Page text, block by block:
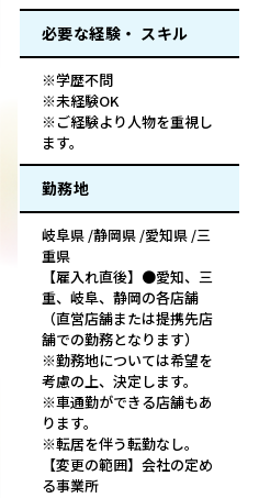
必要な経験・ スキル
※学歴不問
※未経験OK
※ご経験より人物を重視し
ます。
勤務地
岐阜県 /静岡県 /愛知県 /三
重県
【雇入れ直後】●愛知、三
重、岐阜、静岡の各店舗
（直営店舗または提携先店
舗での勤務となります）
※勤務地については希望を
考慮の上、決定します。
※車通勤ができる店舗もあ
ります。
※転居を伴う転勤なし。
【変更の範囲】会社の定め
る事業所